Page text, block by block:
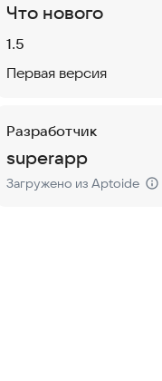
Что нового
Версия:
1.5
Первая версия
Разработчик
superapp
Загружено из Aptoide